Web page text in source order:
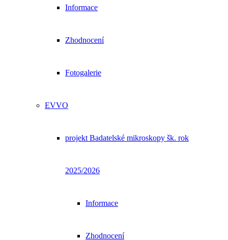
Informace
Zhodnocení
Fotogalerie
EVVO
projekt Badatelské mikroskopy šk. rok
2025/2026
Informace
Zhodnocení